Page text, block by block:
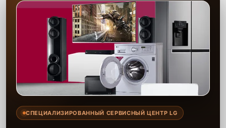
СПЕЦИАЛИЗИРОВАННЫЙ СЕРВИСНЫЙ ЦЕНТР LG